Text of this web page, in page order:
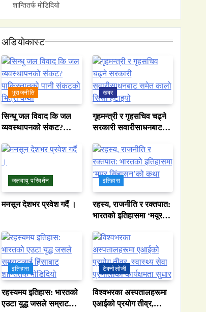
शान्तितर्फ मोडिदियो
अडियाेकास्ट
भूराजनीति
सिन्धु जल विवाद कि जल
व्यवस्थापनको संकट?
भित्री कथा
खबर
गृहमन्त्री र गृहसचिव चढ्ने
सरकारी सवारीसाधनबाट
जलवायु परिवर्तन
मनसून देशभर प्रवेश गर्दै ।
इतिहास
रहस्य, राजनीति र रक्तपात:
भारतको इतिहासमा ‘मयूर
इतिहास
रहस्यमय इतिहास: भारतको
एउटा युद्ध जसले सम्राटलाई
टेक्नोलोजी
विश्वभरका अस्पतालहरूमा
एआईको प्रयोग तीव्र,